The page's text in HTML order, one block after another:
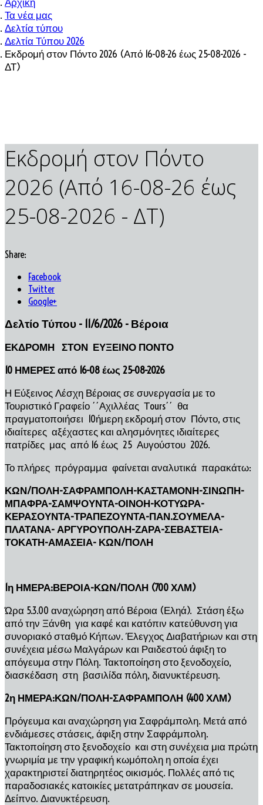
Τα νέα μας
Δελτία τύπου
Δελτία Τύπου 2026
Εκδρομή στον Πόντο 2026 (Από 16-08-26 έως 25-08-2026 -
ΔΤ)
Εκδρομή στον Πόντο
2026 (Από 16-08-26 έως
25-08-2026 - ΔΤ)
Share:
Facebook
Twitter
Google+
Δελτίο Τύπου - 11/6/2026 - Βέροια
ΕΚΔΡΟΜΗ ΣΤΟΝ ΕΥΞΕΙΝΟ ΠΟΝΤΟ
10 ΗΜΕΡΕΣ από 16-08 έως 25-08-2026
Η Εύξεινος Λέσχη Βέροιας σε συνεργασία με το
Τουριστικό Γραφείο ΄΄Αχιλλέας Τours΄΄ θα
πραγματοποιήσει 10ήμερη εκδρομή στον Πόντο, στις
ιδιαίτερες αξέχαστες και αλησμόνητες ιδιαίτερες
πατρίδες μας από 16 έως 25 Αυγούστου 2026.
Το πλήρες πρόγραμμα φαίνεται αναλυτικά παρακάτω:
ΚΩΝ/ΠΟΛΗ-ΣΑΦΡΑΜΠΟΛΗ-ΚΑΣΤΑΜΟΝΗ-ΣΙΝΩΠΗ-
ΜΠΑΦΡΑ-ΣΑΜΨΟΥΝΤΑ-ΟΙΝΟΗ-ΚΟΤΥΩΡΑ-
ΚΕΡΑΣΟΥΝΤΑ-ΤΡΑΠΕΖΟΥΝΤΑ-ΠΑΝ.ΣΟΥΜΕΛΑ-
ΠΛΑΤΑΝΑ- ΑΡΓΥΡΟΥΠΟΛΗ-ΖΑΡΑ-ΣΕΒΑΣΤΕΙΑ-
ΤΟΚΑΤΗ-ΑΜΑΣΕΙΑ- ΚΩΝ/ΠΟΛΗ
1η ΗΜΕΡΑ:ΒΕΡΟΙΑ-ΚΩΝ/ΠΟΛΗ (700 ΧΛΜ)
Ώρα 5.3.00 αναχώρηση από Βέροια (Εληά). Στάση έξω
από την Ξάνθη για καφέ και κατόπιν κατεύθυνση για
συνοριακό σταθμό Κήπων. Έλεγχος Διαβατήριων και στη
συνέχεια μέσω Μαλγάρων και Ραιδεστού άφιξη το
απόγευμα στην Πόλη. Τακτοποίηση στο ξενοδοχείο,
διασκέδαση στη βασιλίδα πόλη, διανυκτέρευση.
2η ΗΜΕΡΑ:ΚΩΝ/ΠΟΛΗ-ΣΑΦΡΑΜΠΟΛΗ (400 ΧΛΜ)
Πρόγευμα και αναχώρηση για Σαφράμπολη. Μετά από
ενδιάμεσες στάσεις, άφιξη στην Σαφράμπολη.
Τακτοποίηση στο ξενοδοχείο και στη συνέχεια μια πρώτη
γνωριμία με την γραφική κωμόπολη η οποία έχει
χαρακτηριστεί διατηρητέος οικισμός. Πολλές από τις
παραδοσιακές κατοικίες μετατράπηκαν σε μουσεία.
Δείπνο. Διανυκτέρευση.